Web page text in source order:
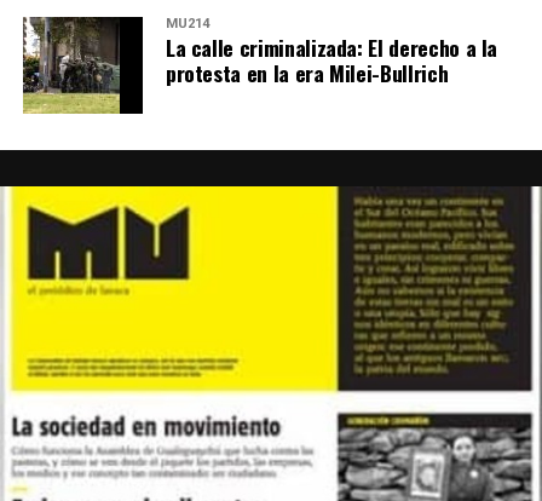
MU214
La calle criminalizada: El derecho a la
protesta en la era Milei-Bullrich